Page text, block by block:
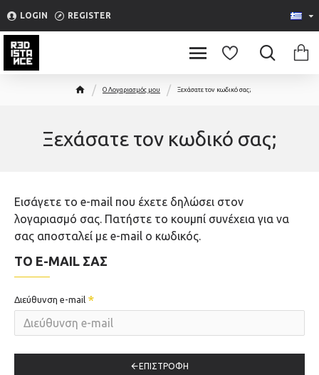
Please
This
website
LOGIN REGISTER
O Λογαριασμός μου Ξεχάσατε τον κωδικό σας;
Ξεχάσατε τον κωδικό σας;
Εισάγετε το e-mail που έχετε δηλώσει στον
λογαριασμό σας. Πατήστε το κουμπί συνέχεια για να
σας αποσταλεί με e-mail ο κωδικός.
ΤΟ E-MAIL ΣΑΣ
Διεύθυνση e-mail
ΕΠΙΣΤΡΟΦΉ